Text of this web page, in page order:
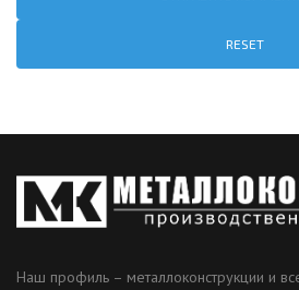
RESET
Наш профиль – металлоконструкции и